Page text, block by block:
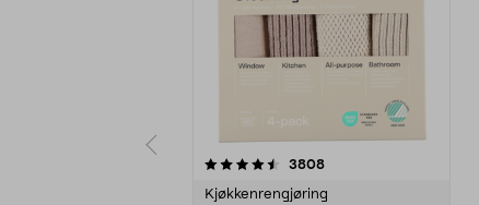
3808anmeldelser
Kjøkkenrengjøring
4.5av 5 stjerner